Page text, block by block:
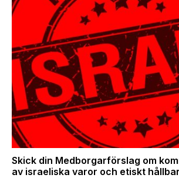
Skick din Medborgarförslag om
av israeliska varor och etiskt